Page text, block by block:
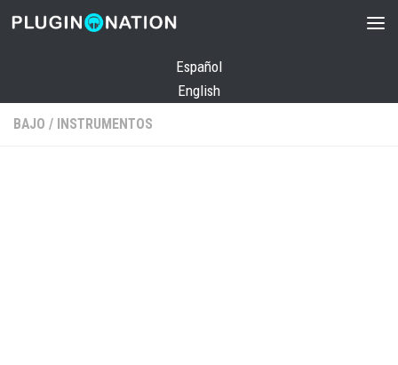
Saltar al contenido
Español
English
BAJO / INSTRUMENTOS